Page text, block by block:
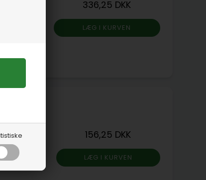
336,25 DKK
dæksler
156,25 DKK